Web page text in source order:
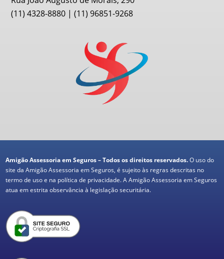
(11) 4328-8880 | (11) 96851-9268
Amigão Assessoria em Seguros – Todos os direitos reservados.O uso do
site da Amigão Assessoria em Seguros, é sujeito às regras descritas no
termo de uso e na política de privacidade. A Amigão Assessoria em Seguros
atua em estrita observância à legislação securitária.